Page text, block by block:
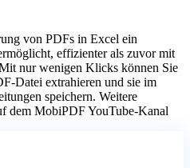
von PDFs in Excel ein
effizienter als zuvor mit
nur wenigen Klicks können Sie
Datei extrahieren und sie im
speichern. Weitere
dem MobiPDF YouTube-Kanal